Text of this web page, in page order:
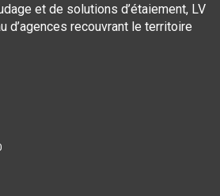
et de solutions d’étaiement, LV
d’agences recouvrant le territoire